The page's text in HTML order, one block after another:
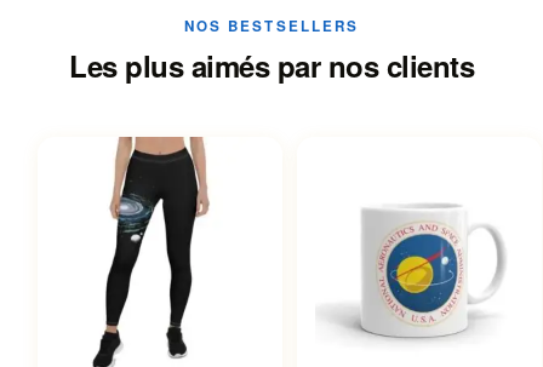
NOS BESTSELLERS
Les plus aimés par nos clients